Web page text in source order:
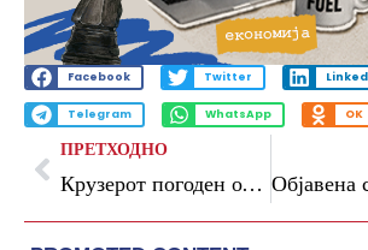
Facebook Twitter
Telegram WhatsApp OK
ПРЕТХОДНО
Крузерот погоден од хантавирус пристигнува на крајната дестинација, ќе биде дезинфициран